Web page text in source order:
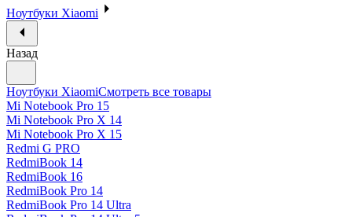
Ноутбуки Xiaomi
Назад
Ноутбуки XiaomiСмотреть все товары
Mi Notebook Pro 15
Mi Notebook Pro X 14
Mi Notebook Pro X 15
Redmi G PRO
RedmiBook 14
RedmiBook 16
RedmiBook Pro 14
RedmiBook Pro 14 Ultra